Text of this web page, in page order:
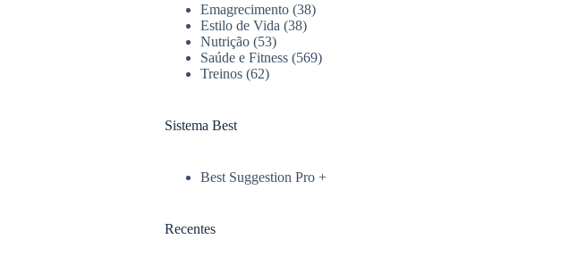
Emagrecimento (38)
Estilo de Vida (38)
Nutrição (53)
Saúde e Fitness (569)
Treinos (62)
Sistema Best
Best Suggestion Pro +
Recentes